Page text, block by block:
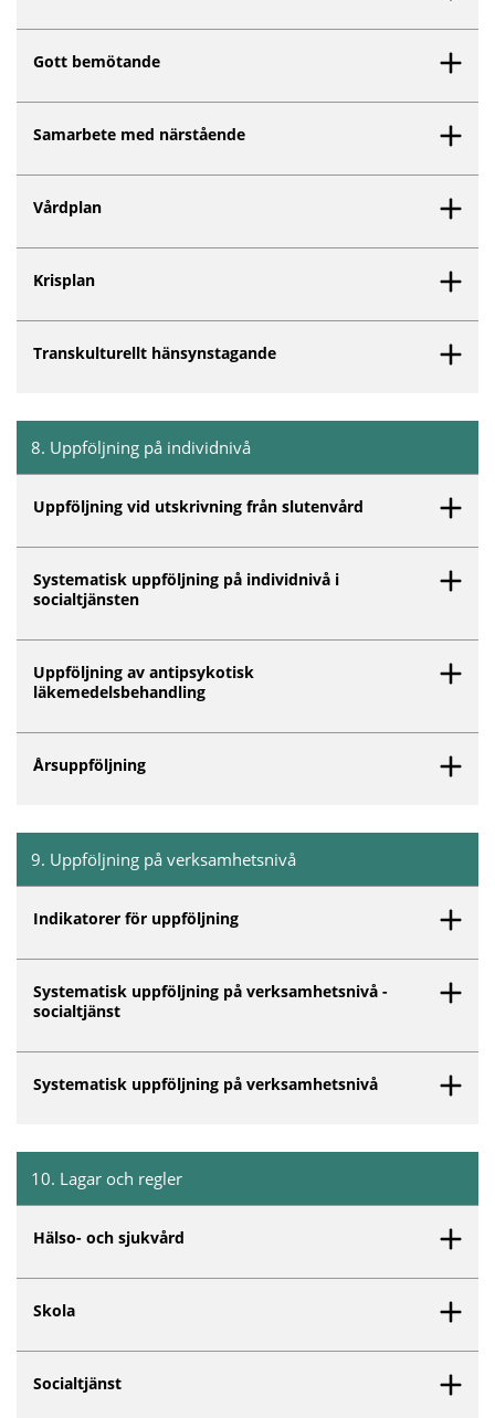
Gott bemötande
Samarbete med närstående
Vårdplan
Krisplan
Transkulturellt hänsynstagande
8. Uppföljning på individnivå
Uppföljning vid utskrivning från slutenvård
Systematisk uppföljning på individnivå i
socialtjänsten
Uppföljning av antipsykotisk
läkemedelsbehandling
Årsuppföljning
Inget innehåll matchar dina valda filter.
9. Uppföljning på verksamhetsnivå
Indikatorer för uppföljning
Systematisk uppföljning på verksamhetsnivå -
socialtjänst
Systematisk uppföljning på verksamhetsnivå
10. Lagar och regler
Hälso- och sjukvård
Skola
Socialtjänst
Inget innehåll matchar dina valda filter.